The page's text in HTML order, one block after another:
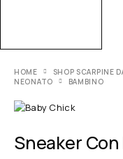
HOME
SHOP SCARPINE
NEONATO
BAMBINO
Sneaker